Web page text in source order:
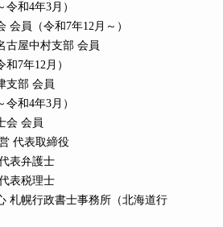
令和4年3月）
会員
（令和7年12月～）
古屋中村支部 会員
和7年12月）
支部 会員
令和4年3月）
会 会員
代表取締役
表弁護士
表税理士
札幌行政書士事務所（北海道行